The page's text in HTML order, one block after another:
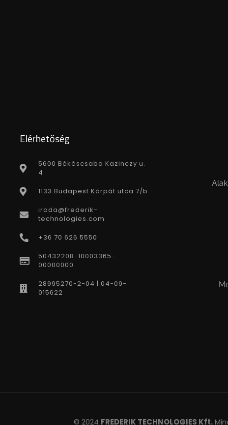
Elérhetőség
5600 Békéscsaba Kazinczy u.
4.
1133 Budapest Kárpát utca 7/b
iroda@frederik-
technologies.com
+36 70 626 5550
50432208-10003365-
00000000
28995270-2-04 | 04-09-
015622
© 2024 FREDERIK TECHNOLOGIES Kft.